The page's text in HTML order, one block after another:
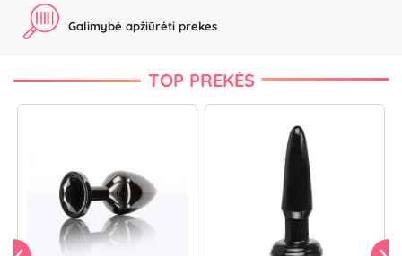
Galimybė apžiūrėti prekes
TOP PREKĖS